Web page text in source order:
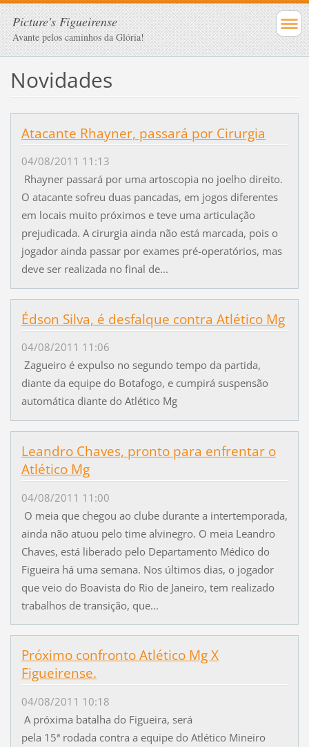
Picture's Figueirense
Avante pelos caminhos da Glória!
Novidades
Atacante Rhayner, passará por Cirurgia
04/08/2011 11:13
Rhayner passará por uma artoscopia no joelho direito.
O atacante sofreu duas pancadas, em jogos diferentes
em locais muito próximos e teve uma articulação
prejudicada. A cirurgia ainda não está marcada, pois o
jogador ainda passar por exames pré-operatórios, mas
deve ser realizada no final de...
Édson Silva, é desfalque contra Atlético Mg
04/08/2011 11:06
Zagueiro é expulso no segundo tempo da partida,
diante da equipe do Botafogo, e cumpirá suspensão
automática diante do Atlético Mg
Leandro Chaves, pronto para enfrentar o
Atlético Mg
04/08/2011 11:00
O meia que chegou ao clube durante a intertemporada,
ainda não atuou pelo time alvinegro. O meia Leandro
Chaves, está liberado pelo Departamento Médico do
Figueira há uma semana. Nos últimos dias, o jogador
que veio do Boavista do Rio de Janeiro, tem realizado
trabalhos de transição, que...
Próximo confronto Atlético Mg X
Figueirense.
04/08/2011 10:18
A próxima batalha do Figueira, será
pela 15ª rodada contra a equipe do Atlético Mineiro